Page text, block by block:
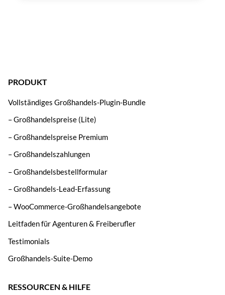
PRODUKT
Vollständiges Großhandels-Plugin-Bundle
– Großhandelspreise (Lite)
– Großhandelspreise Premium
– Großhandelszahlungen
– Großhandelsbestellformular
– Großhandels-Lead-Erfassung
– WooCommerce-Großhandelsangebote
Leitfaden für Agenturen & Freiberufler
Testimonials
Großhandels-Suite-Demo
RESSOURCEN & HILFE